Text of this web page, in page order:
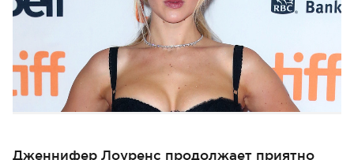
Дженнифер Лоуренс продолжает приятно